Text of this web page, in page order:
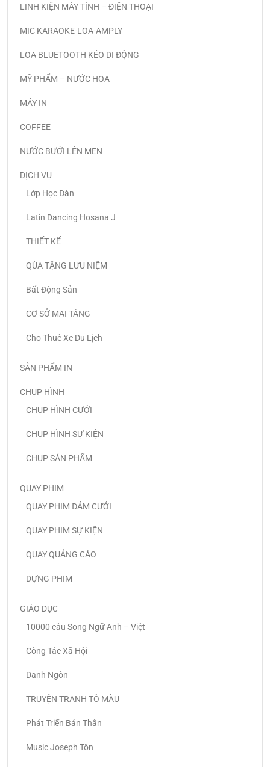
LINH KIỆN MÁY TÍNH – ĐIỆN THOẠI
MIC KARAOKE-LOA-AMPLY
LOA BLUETOOTH KÉO DI ĐỘNG
MỸ PHẨM – NƯỚC HOA
MÁY IN
COFFEE
NƯỚC BƯỞI LÊN MEN
DỊCH VỤ
Lớp Học Đàn
Latin Dancing Hosana J
THIẾT KẾ
QÙA TẶNG LƯU NIỆM
Bất Động Sản
CƠ SỞ MAI TÁNG
Cho Thuê Xe Du Lịch
SẢN PHẨM IN
CHỤP HÌNH
CHỤP HÌNH CƯỚI
CHỤP HÌNH SỰ KIỆN
CHỤP SẢN PHẨM
QUAY PHIM
QUAY PHIM ĐÁM CƯỚI
QUAY PHIM SỰ KIỆN
QUAY QUẢNG CÁO
DỰNG PHIM
GIÁO DỤC
10000 câu Song Ngữ Anh – Việt
Công Tác Xã Hội
Danh Ngôn
TRUYỆN TRANH TÔ MÀU
Phát Triển Bản Thân
Music Joseph Tôn